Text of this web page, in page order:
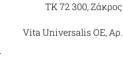
TK 72 300,
Vita Universalis OE,